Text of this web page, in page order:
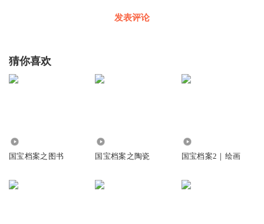
发表评论
猜你喜欢
国宝档案之图书 国宝档案之陶瓷 国宝档案2｜绘画